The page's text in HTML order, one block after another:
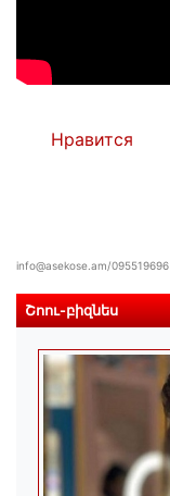
Нравится
info@asekose.am/095519696
Շոու-բիզնես